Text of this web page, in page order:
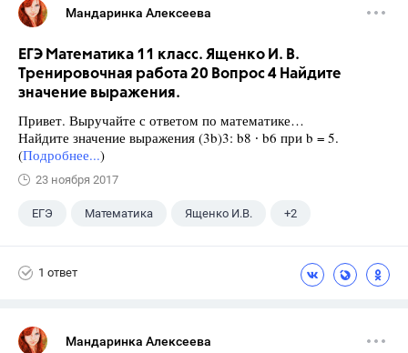
Мандаринка Алексеева
ЕГЭ Математика 11 класс. Ященко И. В.
Тренировочная работа 20 Вопрос 4 Найдите
значение выражения.
Привет. Выручайте с ответом по математике…
Найдите значение выражения (3b)3: b8 ∙ b6 при b = 5.
(Подробнее...)
23 ноября 2017
ЕГЭ Математика Ященко И.В. +2
1 ответ
Мандаринка Алексеева